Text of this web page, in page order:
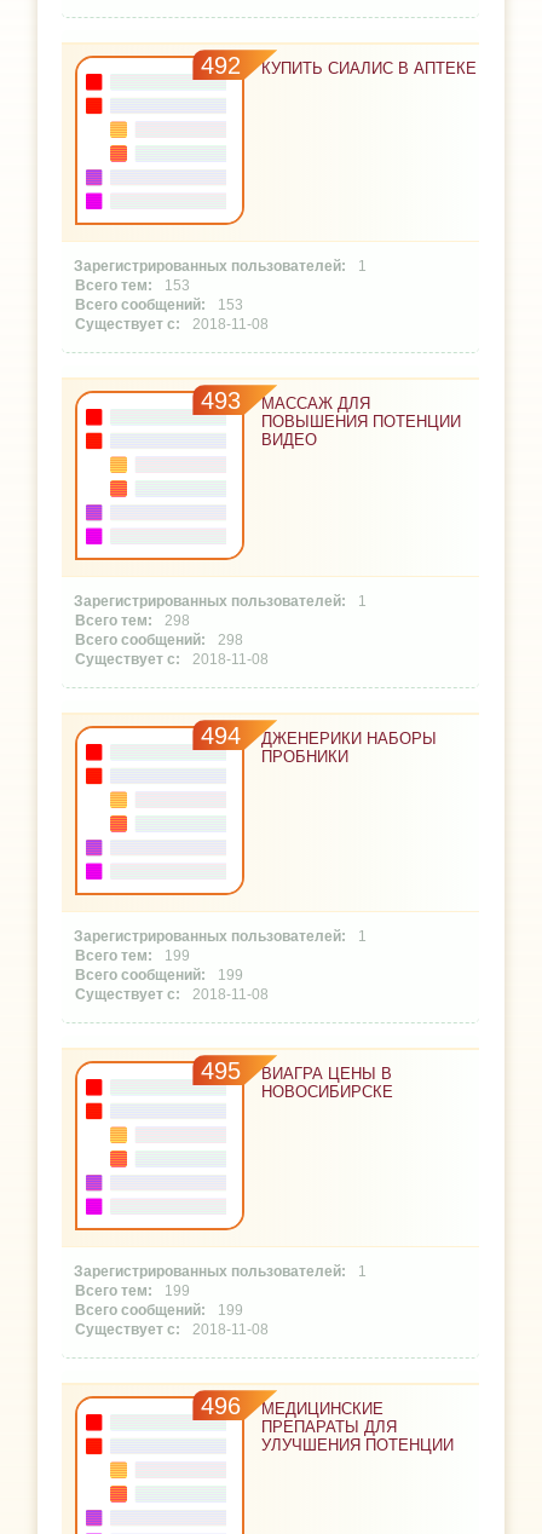
492 КУПИТЬ СИАЛИС В АПТЕКЕ
1
153
153
2018-11-08
493
МАССАЖ ДЛЯ
ПОВЫШЕНИЯ ПОТЕНЦИИ
ВИДЕО
1
298
298
2018-11-08
494
ДЖЕНЕРИКИ НАБОРЫ
ПРОБНИКИ
1
199
199
2018-11-08
495
ВИАГРА ЦЕНЫ В
НОВОСИБИРСКЕ
1
199
199
2018-11-08
496
МЕДИЦИНСКИЕ
ПРЕПАРАТЫ ДЛЯ
УЛУЧШЕНИЯ ПОТЕНЦИИ